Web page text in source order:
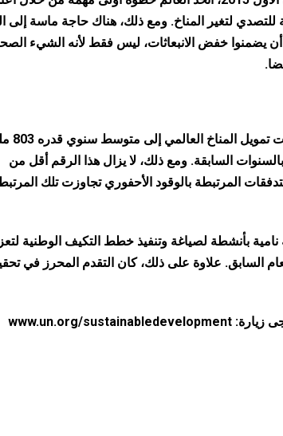
للتصدي لتغير المناخ. ومع ذلك، هناك حاجة ماسة إلى
يضمنوا خفض الانبعاثات، ليس فقط لأنه الشيء
وفقا لاتفاقية الأمم المتحدة
بزيادة قدرها 12 في المائة مقارنة بالسنوات السابقة. ومع ذلك، لا يزال هذا الرقم أقل من
المرتبطة بالوقود الأحفوري تجاوزت تلك
اضطلعت ما لا يقل عن 120 دولة من أصل 153 دولة نامية بأنشطة لصياغة وتنفيذ خطط التكيف الوطنية
على الصمود، بزيادة قدرها 29 دولة عن العام السابق. علاوة على ذلك، كان التقدم المحرز في
www.un.org/sustainabledevelopment